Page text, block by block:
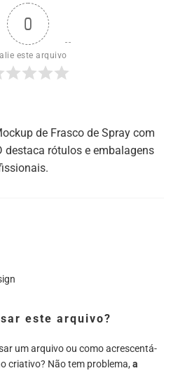
0
este arquivo
de Frasco de Spray com
destaca rótulos e embalagens
este arquivo?
um arquivo ou como acrescentá-
criativo? Não tem problema, a